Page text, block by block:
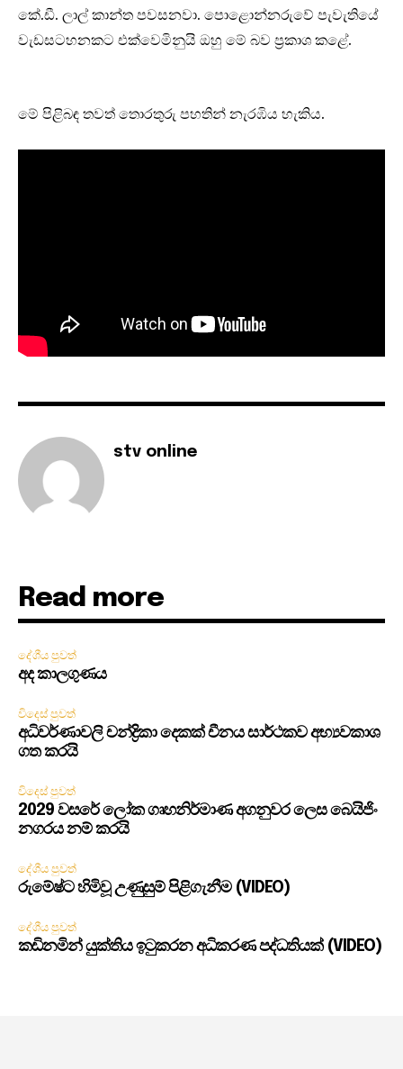
කේ.ඩී. ලාල් කාන්ත පවසනවා. පොළොන්නරුවේ පැවැතියේ
වැඩසටහනකට එක්වෙමිනුයි ඔහු මේ බව ප්‍රකාශ කළේ.
මේ පිළිබඳ තවත් තොරතුරු පහතින් නැරඹිය හැකිය.
stv online
Read more
දේශීය පුවත්
අද කාලගුණය
විදෙස් පුවත්
අධිවර්ණාවලි චන්ද්‍රිකා දෙකක් චීනය සාර්ථකව අභ්‍යවකාශ
ගත කරයි
විදෙස් පුවත්
2029 වසරේ ලෝක ගෘහනිර්මාණ අගනුවර ලෙස බෙයිජිං
නගරය නම් කරයි
දේශීය පුවත්
රුමේෂ්ට හිමිවූ උණුසුම් පිළිගැනීම (VIDEO)
දේශීය පුවත්
කඩිනමින් යුක්තිය ඉටුකරන අධිකරණ පද්ධතියක් (VIDEO)